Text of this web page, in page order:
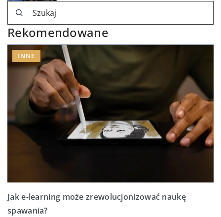
Rekomendowane
INNE
Jak e-learning może zrewolucjonizować naukę
spawania?